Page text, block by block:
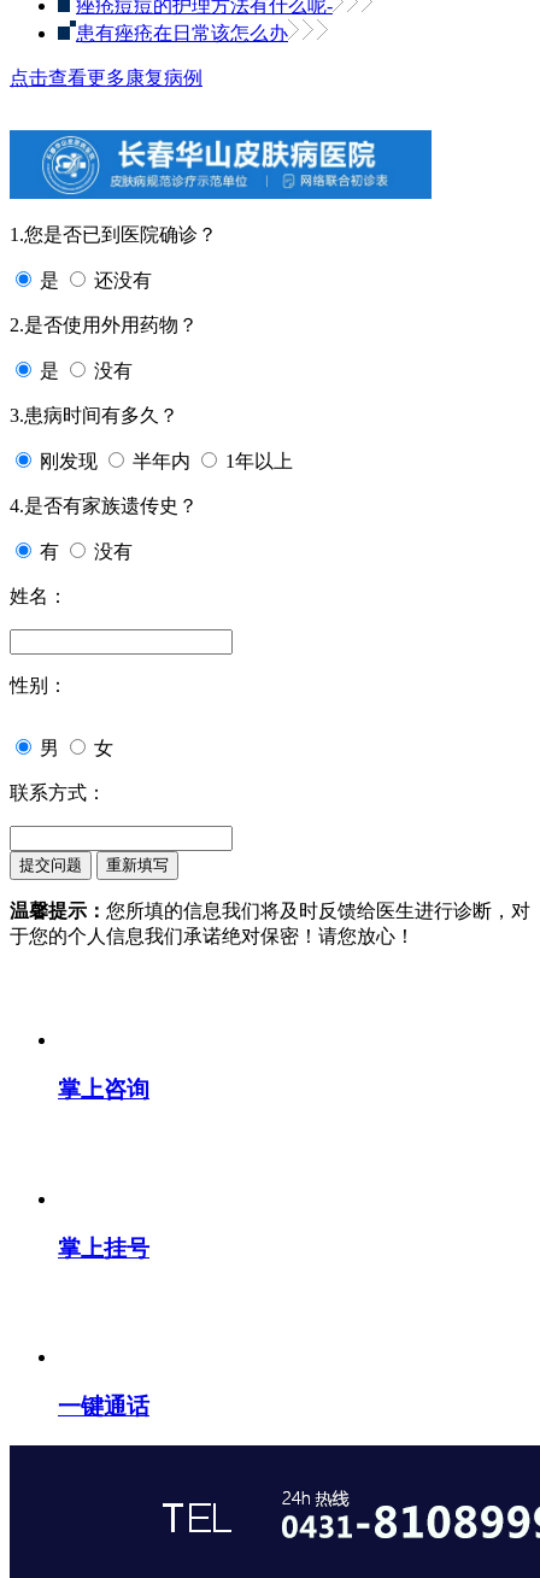
痤疮痘痘的护理方法有什么呢-
患有痤疮在日常该怎么办
点击查看更多康复病例
1.您是否已到医院确诊？
是 还没有
2.是否使用外用药物？
是 没有
3.患病时间有多久？
刚发现 半年内 1年以上
4.是否有家族遗传史？
有 没有
姓名：
性别：
男 女
联系方式：
温馨提示： 您所填的信息我们将及时反馈给医生进行诊断，对
于您的个人信息我们承诺绝对保密！请您放心！
掌上咨询
掌上挂号
一键通话